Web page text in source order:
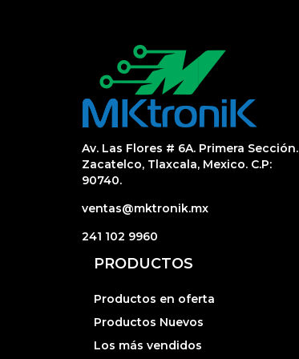
Av. Las Flores # 6A. Primera Sección.
Zacatelco, Tlaxcala, Mexico. C.P:
90740.
ventas@mktronik.mx
241 102 9960
PRODUCTOS
Productos en oferta
Productos Nuevos
Los más vendidos